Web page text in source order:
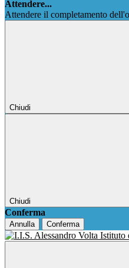
Attendere...
Attendere il completamento
Chiudi
Chiudi
Conferma
Annulla Conferma
Istituto